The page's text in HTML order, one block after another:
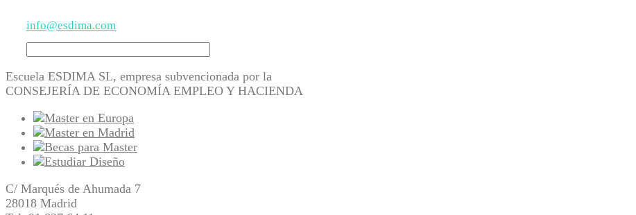
info@esdima.com
Escuela ESDIMA SL, empresa subvencionada por la
CONSEJERÍA DE ECONOMÍA EMPLEO Y HACIENDA
C/ Marqués de Ahumada 7
28018 Madrid